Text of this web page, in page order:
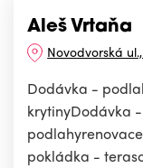
Aleš Vrtaňa
Novodvorská
Dodávka -
krytinyDodávka
pokládka -